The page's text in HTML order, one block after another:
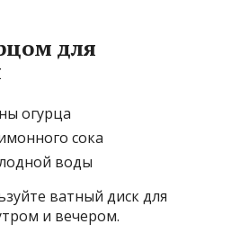
для
огурца
сока
воды
ватный диск для
и вечером.